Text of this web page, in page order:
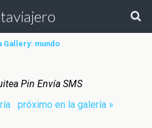
Gallery: mundo
Pin Envía SMS
próximo en la galería »